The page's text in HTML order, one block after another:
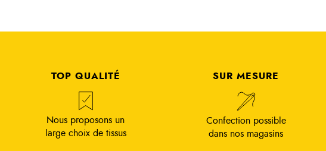
TOP QUALITÉ
Nous proposons un
large choix de tissus
SUR MESURE
Confection possible
dans nos magasins